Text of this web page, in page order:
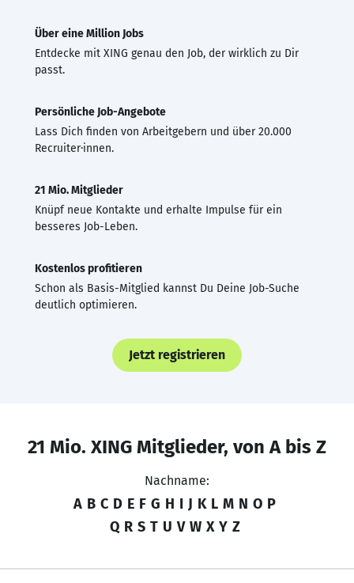
Über eine Million Jobs
Entdecke mit XING genau den Job, der wirklich zu Dir
passt.
Persönliche Job-Angebote
Lass Dich finden von Arbeitgebern und über 20.000
Recruiter·innen.
21 Mio. Mitglieder
Knüpf neue Kontakte und erhalte Impulse für ein
besseres Job-Leben.
Kostenlos profitieren
Schon als Basis-Mitglied kannst Du Deine Job-Suche
deutlich optimieren.
Jetzt registrieren
21 Mio. XING Mitglieder, von A bis Z
Nachname:
A B C D E F G H I J K L M N O P
Q R S T U V W X Y Z